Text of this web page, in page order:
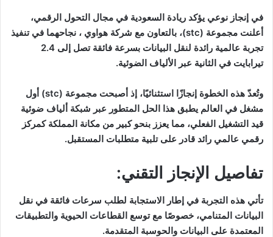
في إنجاز نوعي يؤكد ريادة السعودية في مجال التحول الرقمي،
أعلنت مجموعة (stc)، بالتعاون مع شركة هواوي ، نجاحهما في تنفيذ
تجربة عالمية رائدة لنقل البيانات بسرعة فائقة تصل إلى 2.4
تيرابايت في الثانية عبر الألياف الضوئية.
وتُعدّ هذه الخطوة إنجازًا استثنائيًا، إذ أصبحت مجموعة (stc) أول
مشغل في العالم يطبق هذا الحل المتطور عبر شبكة ألياف ضوئية
قيد التشغيل الفعلي، مما يعزز بنحو كبير من مكانة المملكة كمركز
رقمي عالمي رائد قادر على تلبية متطلبات المستقبل.
تفاصيل الإنجاز التقني:
تأتي هذه التجربة في إطار الاستجابة لطلب سرعات فائقة في نقل
البيانات المتنامي، خصوصًا مع توسع القطاعات الحيوية والتطبيقات
المعتمدة على البيانات والحوسبة المتقدمة.